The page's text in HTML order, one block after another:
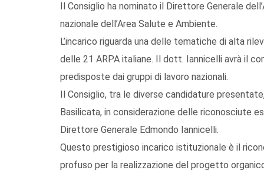
Il Consiglio ha nominato il Direttore Generale
nazionale dell’Area Salute e Ambiente.
L’incarico riguarda una delle tematiche di alta
delle 21 ARPA italiane. Il dott. Iannicelli avrà il
predisposte dai gruppi di lavoro nazionali.
Il Consiglio, tra le diverse candidature
Basilicata, in considerazione delle riconosciute
Direttore Generale Edmondo Iannicelli.
Questo prestigioso incarico istituzionale è il
profuso per la realizzazione del progetto